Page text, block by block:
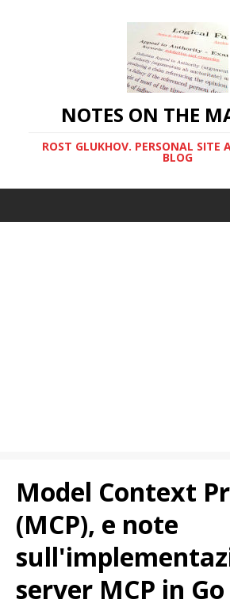
NOTES ON THE
ROST GLUKHOV. PERSONAL SITE
BLOG
Model Context
(MCP), e note
server MCP in Go